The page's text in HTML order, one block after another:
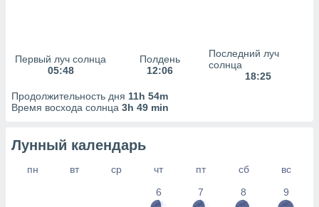
Первый луч солнца
05:48
Полдень
12:06
Последний луч
солнца
18:25
Продолжительность дня 11h 54m
Время восхода солнца 3h 49 min
Лунный календарь
пн вт ср чт пт сб
вс
6
7 8 9